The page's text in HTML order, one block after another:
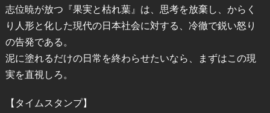
志位暁が放つ『果実と枯れ葉』は、思考を放棄し、からく
り人形と化した現代の日本社会に対する、冷徹で鋭い怒り
の告発である。
泥に塗れるだけの日常を終わらせたいなら、まずはこの現
実を直視しろ。
【タイムスタンプ】